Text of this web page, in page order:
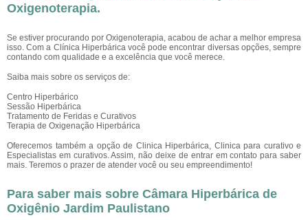
Oxigenoterapia.
Se estiver procurando por Oxigenoterapia, acabou de achar a melhor empresa
isso. Com a Clínica Hiperbárica você pode encontrar diversas opções, sempre
contando com qualidade e a excelência que você merece.
Saiba mais sobre os serviços de:
Centro Hiperbárico
Sessão Hiperbárica
Tratamento de Feridas e Curativos
Terapia de Oxigenação Hiperbárica
Oferecemos também a opção de Clinica Hiperbárica, Clinica para curativo e
Especialistas em curativos. Assim, não deixe de entrar em contato para saber
mais. Teremos o prazer de atender você ou seu empreendimento!
Para saber mais sobre Câmara Hiperbárica de
Oxigênio Jardim Paulistano